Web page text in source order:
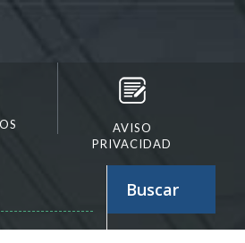
AVISO
PRIVACIDAD
Buscar